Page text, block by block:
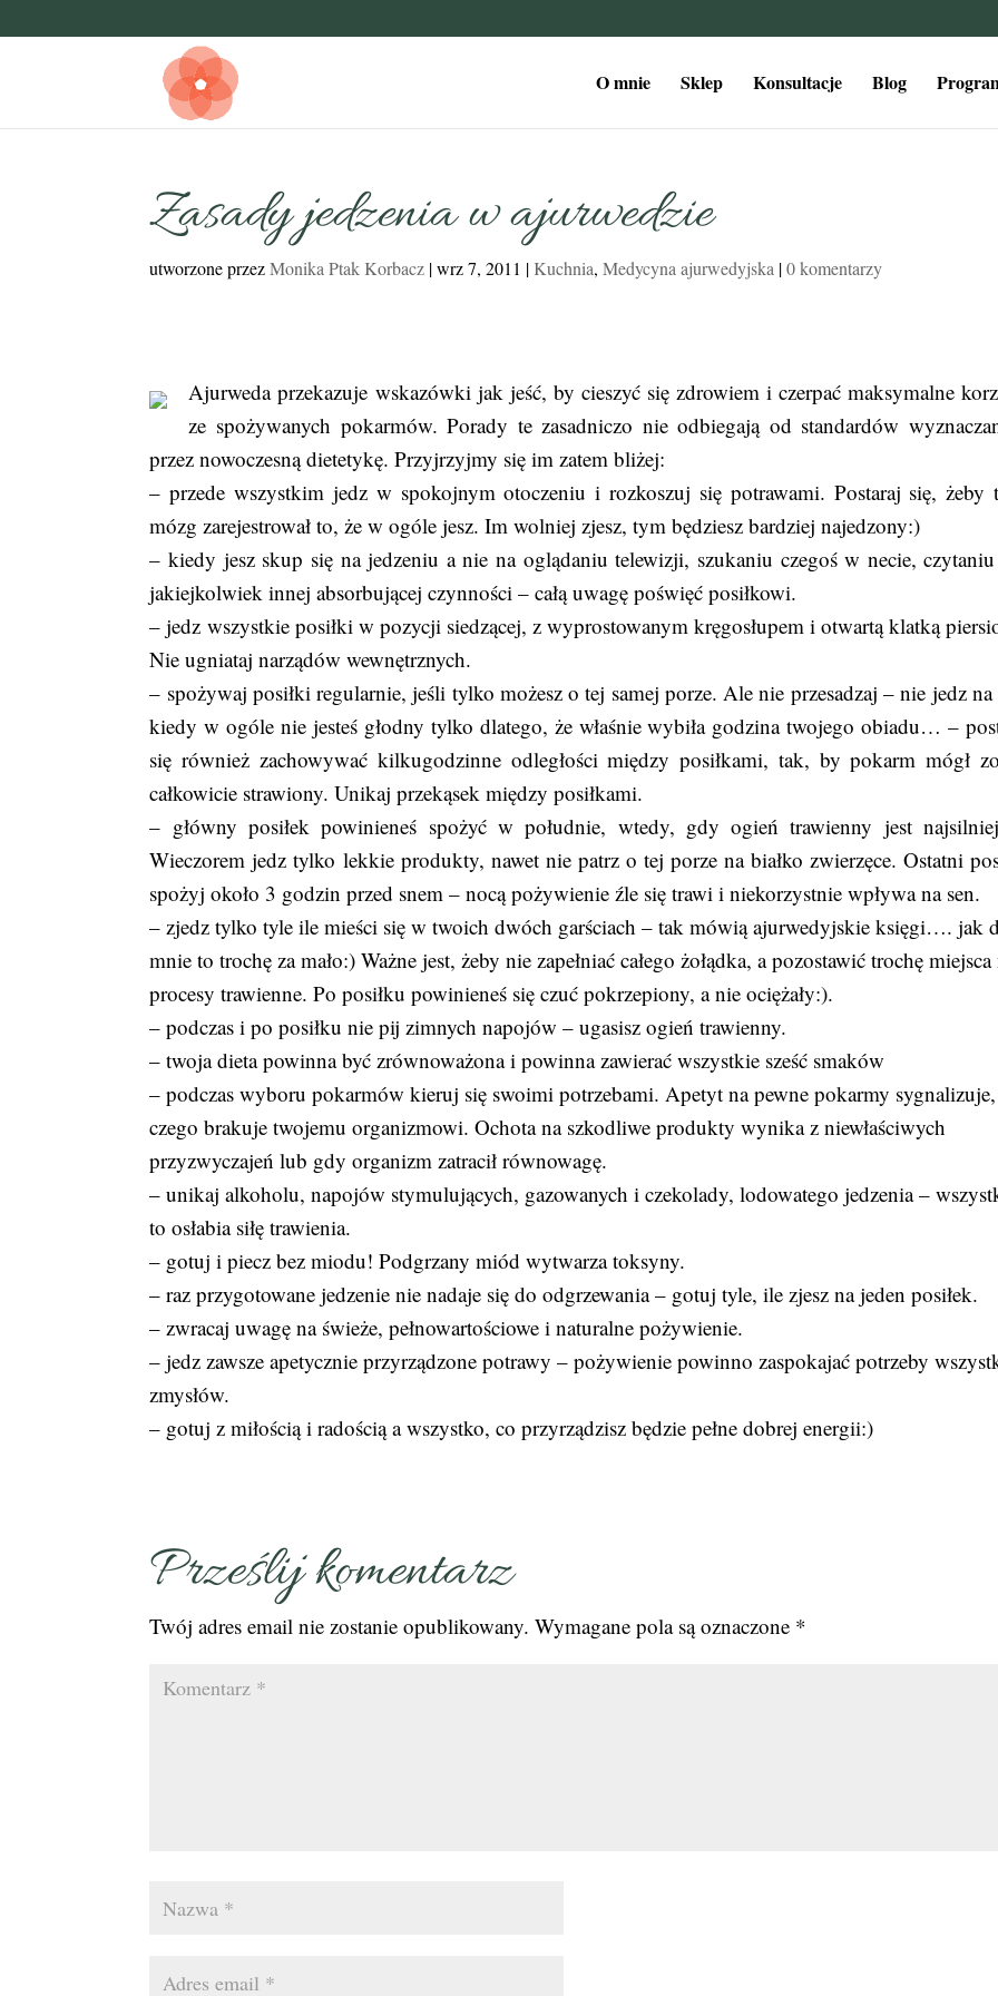
O mnie Sklep Konsultacje Blog
Zasady jedzenia w ajurwedzie
utworzone przezMonika Ptak Korbacz |wrz 7, 2011 |Kuchnia,Medycyna ajurwedyjska |0 komentarzy
Ajurweda przekazuje wskazówki jak jeść, by cieszyć się zdrowiem i czerpać maksymalne
ze spożywanych pokarmów. Porady te zasadniczo nie odbiegają od standardów
przez nowoczesną dietetykę. Przyjrzyjmy się im zatem bliżej:
– przede wszystkim jedz w spokojnym otoczeniu i rozkoszuj się potrawami. Postaraj się, żeby
mózg zarejestrował to, że w ogóle jesz. Im wolniej zjesz, tym będziesz bardziej najedzony:)
– kiedy jesz skup się na jedzeniu a nie na oglądaniu telewizji, szukaniu czegoś w necie,
jakiejkolwiek innej absorbującej czynności – całą uwagę poświęć posiłkowi.
– jedz wszystkie posiłki w pozycji siedzącej, z wyprostowanym kręgosłupem i otwartą klatką
Nie ugniataj narządów wewnętrznych.
– spożywaj posiłki regularnie, jeśli tylko możesz o tej samej porze. Ale nie przesadzaj – nie jedz na
kiedy w ogóle nie jesteś głodny tylko dlatego, że właśnie wybiła godzina twojego obiadu… –
się również zachowywać kilkugodzinne odległości między posiłkami, tak, by pokarm mógł
całkowicie strawiony. Unikaj przekąsek między posiłkami.
– główny posiłek powinieneś spożyć w południe, wtedy, gdy ogień trawienny jest
Wieczorem jedz tylko lekkie produkty, nawet nie patrz o tej porze na białko zwierzęce. Ostatni
spożyj około 3 godzin przed snem – nocą pożywienie źle się trawi i niekorzystnie wpływa na sen.
– zjedz tylko tyle ile mieści się w twoich dwóch garściach – tak mówią ajurwedyjskie księgi…. jak
mnie to trochę za mało:) Ważne jest, żeby nie zapełniać całego żołądka, a pozostawić trochę miejsca
procesy trawienne. Po posiłku powinieneś się czuć pokrzepiony, a nie ociężały:).
– podczas i po posiłku nie pij zimnych napojów – ugasisz ogień trawienny.
– twoja dieta powinna być zrównoważona i powinna zawierać wszystkie sześć smaków
– podczas wyboru pokarmów kieruj się swoimi potrzebami. Apetyt na pewne pokarmy sygnalizuje,
czego brakuje twojemu organizmowi. Ochota na szkodliwe produkty wynika z niewłaściwych
przyzwyczajeń lub gdy organizm zatracił równowagę.
– unikaj alkoholu, napojów stymulujących, gazowanych i czekolady, lodowatego jedzenia –
to osłabia siłę trawienia.
– gotuj i piecz bez miodu! Podgrzany miód wytwarza toksyny.
– raz przygotowane jedzenie nie nadaje się do odgrzewania – gotuj tyle, ile zjesz na jeden posiłek.
– zwracaj uwagę na świeże, pełnowartościowe i naturalne pożywienie.
– jedz zawsze apetycznie przyrządzone potrawy – pożywienie powinno zaspokajać potrzeby
zmysłów.
– gotuj z miłością i radością a wszystko, co przyrządzisz będzie pełne dobrej energii:)
Prześlij komentarz
Twój adres email nie zostanie opublikowany. Wymagane pola są oznaczone *